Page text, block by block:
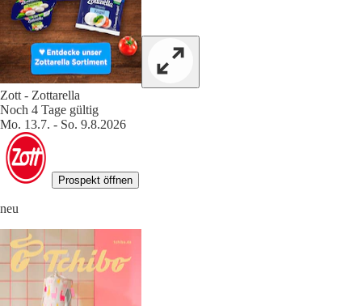
Zott - Zottarella
Noch 4 Tage gültig
Mo. 13.7. - So. 9.8.2026
Prospekt öffnen
neu